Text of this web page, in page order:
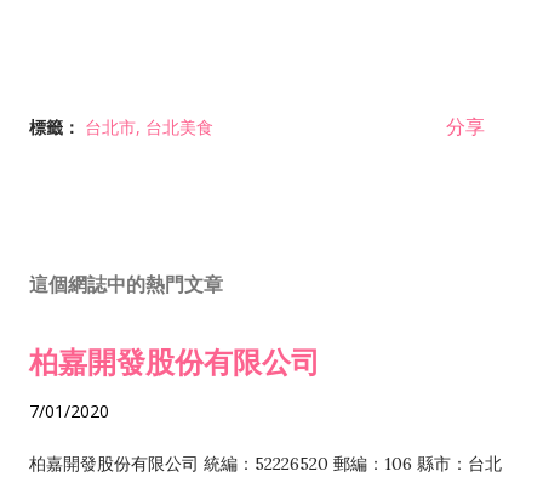
標籤： 台北市 台北美食 分享
這個網誌中的熱門文章
柏嘉開發股份有限公司
7/01/2020
柏嘉開發股份有限公司 統編：52226520 郵編：106 縣市：台北